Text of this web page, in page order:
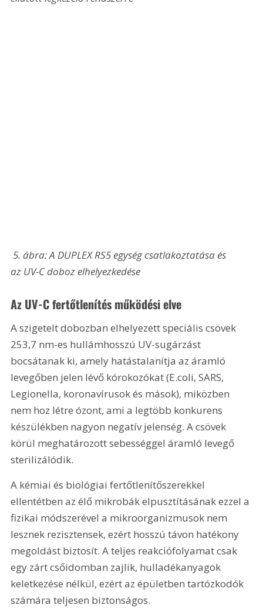
5. ábra: A DUPLEX RS5 egység csatlakoztatása és
az UV-C doboz elhelyezkedése
Az UV-C fertőtlenítés működési elve
A szigetelt dobozban elhelyezett speciális csövek
253,7 nm-es hullámhosszú UV-sugárzást
bocsátanak ki, amely hatástalanítja az áramló
levegőben jelen lévő kórokozókat (E.coli, SARS,
Legionella, koronavírusok és mások), miközben
nem hoz létre ózont, ami a legtöbb konkurens
készülékben nagyon negatív jelenség. A csövek
körül meghatározott sebességgel áramló levegő
sterilizálódik.
A kémiai és biológiai fertőtlenítőszerekkel
ellentétben az élő mikrobák elpusztításának ezzel a
fizikai módszerével a mikroorganizmusok nem
lesznek rezisztensek, ezért hosszú távon hatékony
megoldást biztosít. A teljes reakciófolyamat csak
egy zárt csőidomban zajlik, hulladékanyagok
keletkezése nélkül, ezért az épületben tartózkodók
számára teljesen biztonságos.